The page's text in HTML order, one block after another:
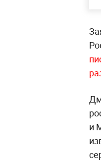
и